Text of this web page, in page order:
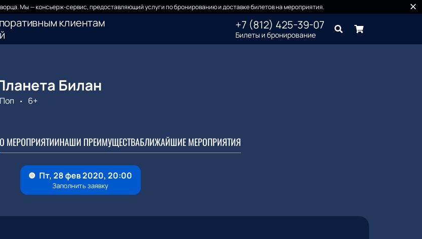
Мы — консьерж-сервис, предоставляющий услуги по бронированию и доставке билетов на мероприятия.
клиентам
+7 (812) 425-39-07
Билеты и бронирование
Билан
Поп
6+
О МЕРОПРИЯТИИНАШИ ПРЕИМУЩЕСТВАБЛИЖАЙШИЕ МЕРОПРИЯТИЯ